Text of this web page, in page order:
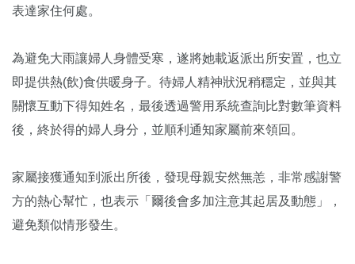
表達家住何處。
為避免大雨讓婦人身體受寒，遂將她載返派出所安置，也立
即提供熱(飲)食供暖身子。待婦人精神狀況稍穩定，並與其
關懷互動下得知姓名，最後透過警用系統查詢比對數筆資料
後，終於得的婦人身分，並順利通知家屬前來領回。
家屬接獲通知到派出所後，發現母親安然無恙，非常感謝警
方的熱心幫忙，也表示「爾後會多加注意其起居及動態」，
避免類似情形發生。